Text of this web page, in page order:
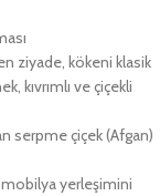
ziyade, kökeni klasik
kıvrımlı ve çiçekli
serpme çiçek (Afgan)
mobilya yerleşimini